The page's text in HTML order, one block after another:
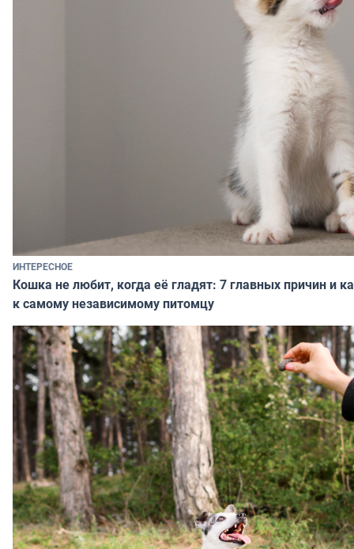
ИНТЕРЕСНОЕ
Кошка не любит, когда её гладят: 7 главных причин и
к самому независимому питомцу